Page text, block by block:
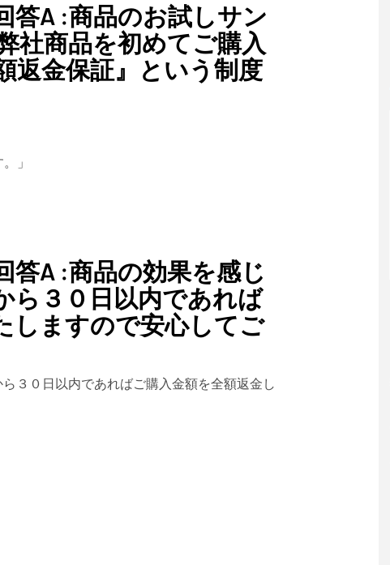
答A :商品のお試しサン
社商品を初めてご購入
返金保証』という制度
」
答A :商品の効果を感じ
ら３０日以内であれば
しますので安心してご
３０日以内であればご購入金額を全額返金し